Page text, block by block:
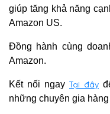
giúp tăng khả năng
Amazon US.
Đồng hành cùng
Amazon.
Kết nối ngay Tại đây
những chuyên gia hàng